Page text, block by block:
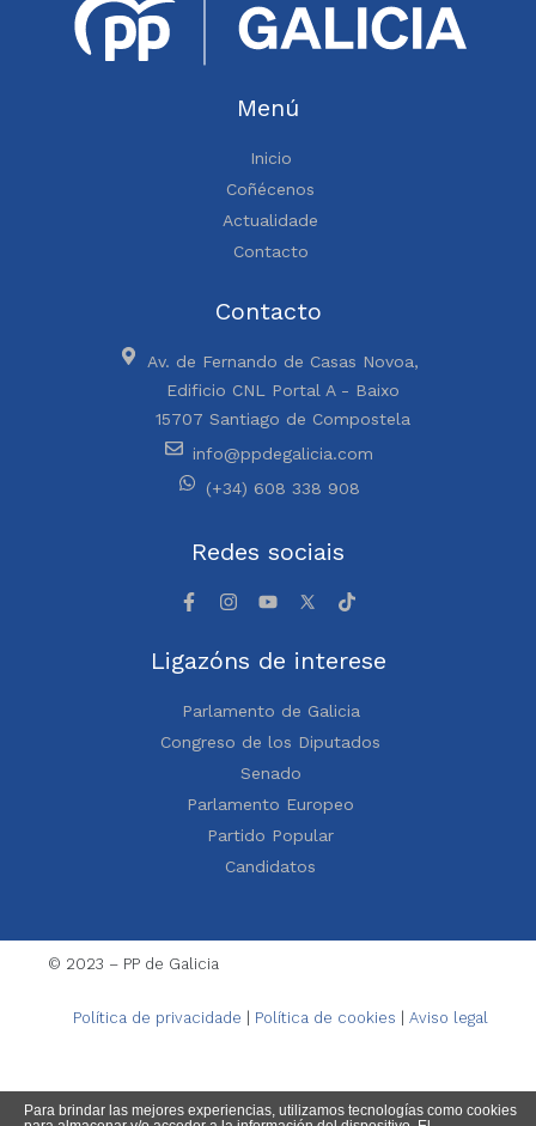
Menú
Inicio
Coñécenos
Actualidade
Contacto
Contacto
Av. de Fernando de Casas Novoa,
Edificio CNL Portal A - Baixo
15707 Santiago de Compostela
info@ppdegalicia.com
(+34) 608 338 908
Redes sociais
Ligazóns de interese
Parlamento de Galicia
Congreso de los Diputados
Senado
Parlamento Europeo
Partido Popular
Candidatos
© 2023 – PP de Galicia
Política de privacidade Política de cookies Aviso legal
Para brindar las mejores experiencias, utilizamos tecnologías como cookies